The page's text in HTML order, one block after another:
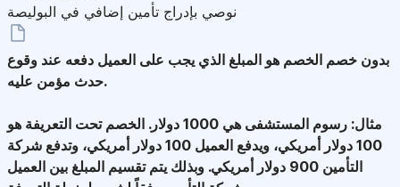
نوصي بإدراج تأمين إضافي في البوليصة
بدون خصم الخصم هو المبلغ الذي يجب على العميل دفعه عند وقوع
حدث مؤمن عليه.
مثال: رسوم المستشفى هي 1000 دولار. الخصم تحت التعريفة هو
100 دولار أمريكي، ويدفع العميل 100 دولار أمريكي، وتدفع شركة
التأمين 900 دولار أمريكي. وبذلك يتم تقسيم المبلغ بين العميل